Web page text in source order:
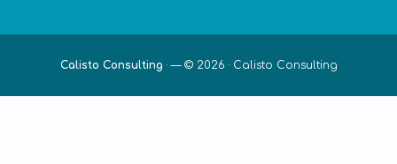
Calisto Consulting ·— © 2026 · Calisto Consulting